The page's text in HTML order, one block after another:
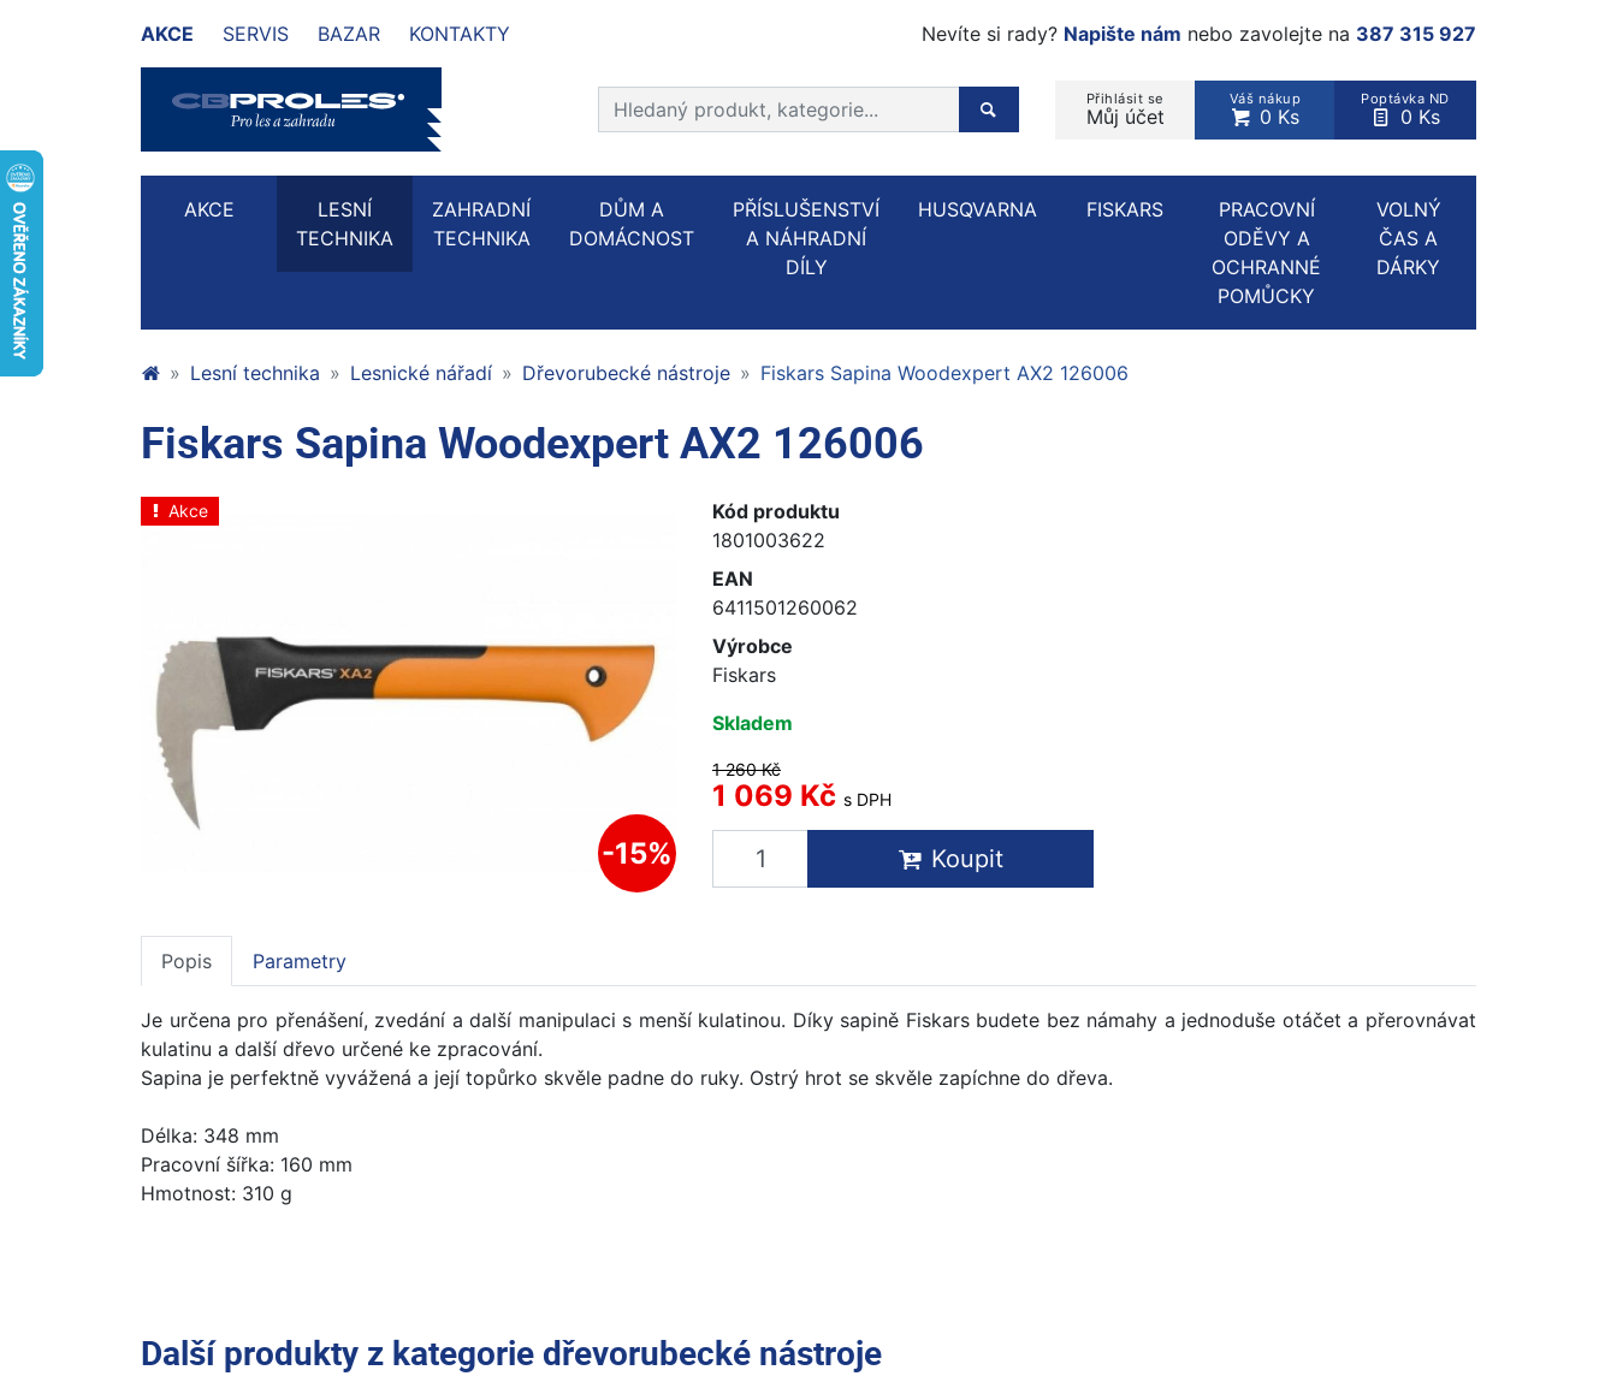
AKCE SERVIS BAZAR KONTAKTY Nevíte si rady? Napište nám nebo zavolejte na 387 315 927
Přihlásit se
Můj účet
Váš nákup
0 Ks
Poptávka ND
0 Ks
Prohledat web
Hledaný produkt, kategorie...
AKCE
LESNÍ
TECHNIKA
ZAHRADNÍ
TECHNIKA
DŮM A
DOMÁCNOST
PŘÍSLUŠENSTVÍ
A NÁHRADNÍ
DÍLY
HUSQVARNA FISKARS
PRACOVNÍ
ODĚVY A
OCHRANNÉ
POMŮCKY
VOLNÝ
ČAS A
DÁRKY
Lesní technika Lesnické nářadí Dřevorubecké nástroje Fiskars Sapina Woodexpert AX2 126006
Fiskars Sapina Woodexpert AX2 126006
Akce
-15%
Kód produktu
1801003622
EAN
6411501260062
Výrobce
Fiskars
Skladem
1 260 Kč
1 069 Kč s DPH
Koupit
Popis Parametry
Je určena pro přenášení, zvedání a další manipulaci s menší kulatinou. Díky sapině Fiskars budete bez námahy a jednoduše otáčet a přerovnávat
kulatinu a další dřevo určené ke zpracování.
Sapina je perfektně vyvážená a její topůrko skvěle padne do ruky. Ostrý hrot se skvěle zapíchne do dřeva.
Délka: 348 mm
Pracovní šířka: 160 mm
Hmotnost: 310 g
Další produkty z kategorie dřevorubecké nástroje